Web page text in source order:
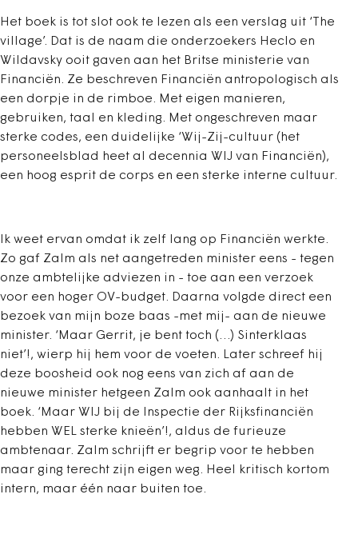
Het boek is tot slot ook te lezen als een verslag uit ‘The
village’. Dat is de naam die onderzoekers Heclo en
Wildavsky ooit gaven aan het Britse ministerie van
Financiën. Ze beschreven Financiën antropologisch als
een dorpje in de rimboe. Met eigen manieren,
gebruiken, taal en kleding. Met ongeschreven maar
sterke codes, een duidelijke ‘Wij-Zij-cultuur (het
personeelsblad heet al decennia WIJ van Financiën),
een hoog esprit de corps en een sterke interne cultuur.
Ik weet ervan omdat ik zelf lang op Financiën werkte.
Zo gaf Zalm als net aangetreden minister eens - tegen
onze ambtelijke adviezen in - toe aan een verzoek
voor een hoger OV-budget. Daarna volgde direct een
bezoek van mijn boze baas -met mij- aan de nieuwe
minister. ‘Maar Gerrit, je bent toch (…) Sinterklaas
niet’!, wierp hij hem voor de voeten. Later schreef hij
deze boosheid ook nog eens van zich af aan de
nieuwe minister hetgeen Zalm ook aanhaalt in het
boek. ‘Maar WIJ bij de Inspectie der Rijksfinanciën
hebben WEL sterke knieën’!, aldus de furieuze
ambtenaar. Zalm schrijft er begrip voor te hebben
maar ging terecht zijn eigen weg. Heel kritisch kortom
intern, maar één naar buiten toe.